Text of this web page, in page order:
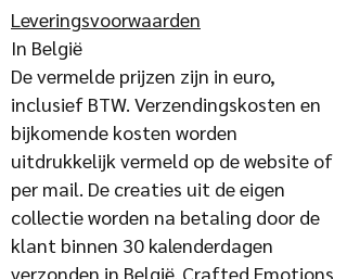
Leveringsvoorwaarden
In België
De vermelde prijzen zijn in euro,
inclusief BTW. Verzendingskosten en
bijkomende kosten worden
uitdrukkelijk vermeld op de website of
per mail. De creaties uit de eigen
collectie worden na betaling door de
klant binnen 30 kalenderdagen
verzonden in België. Crafted Emotions